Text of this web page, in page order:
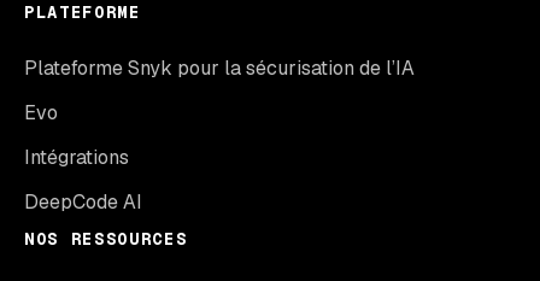
PLATEFORME
Plateforme Snyk pour la sécurisation de l’IA
Evo
Intégrations
DeepCode AI
NOS RESSOURCES